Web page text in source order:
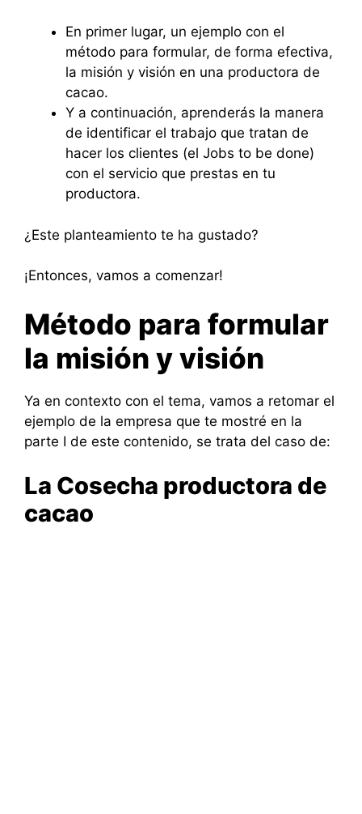
En primer lugar, un ejemplo con el
método para formular, de forma efectiva,
la misión y visión en una productora de
cacao.
Y a continuación, aprenderás la manera
de identificar el trabajo que tratan de
hacer los clientes (el Jobs to be done)
con el servicio que prestas en tu
productora.
¿Este planteamiento te ha gustado?
¡Entonces, vamos a comenzar!
Método para formular
la misión y visión
Ya en contexto con el tema, vamos a retomar el
ejemplo de la empresa que te mostré en la
parte I de este contenido, se trata del caso de:
La Cosecha productora de
cacao